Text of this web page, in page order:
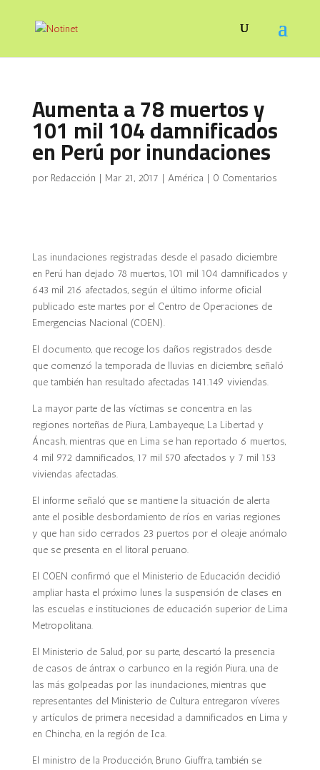
Aumenta a 78 muertos y
101 mil 104 damnificados
en Perú por inundaciones
por Redacción | Mar 21, 2017 | América | 0 Comentarios
Las inundaciones registradas desde el pasado diciembre
en Perú han dejado 78 muertos, 101 mil 104 damnificados y
643 mil 216 afectados, según el último informe oficial
publicado este martes por el Centro de Operaciones de
Emergencias Nacional (COEN).
El documento, que recoge los daños registrados desde
que comenzó la temporada de lluvias en diciembre, señaló
que también han resultado afectadas 141.149 viviendas.
La mayor parte de las víctimas se concentra en las
regiones norteñas de Piura, Lambayeque, La Libertad y
Áncash, mientras que en Lima se han reportado 6 muertos,
4 mil 972 damnificados, 17 mil 570 afectados y 7 mil 153
viviendas afectadas.
El informe señaló que se mantiene la situación de alerta
ante el posible desbordamiento de ríos en varias regiones
y que han sido cerrados 23 puertos por el oleaje anómalo
que se presenta en el litoral peruano.
El COEN confirmó que el Ministerio de Educación decidió
ampliar hasta el próximo lunes la suspensión de clases en
las escuelas e instituciones de educación superior de Lima
Metropolitana.
El Ministerio de Salud, por su parte, descartó la presencia
de casos de ántrax o carbunco en la región Piura, una de
las más golpeadas por las inundaciones, mientras que
representantes del Ministerio de Cultura entregaron víveres
y artículos de primera necesidad a damnificados en Lima y
en Chincha, en la región de Ica.
El ministro de la Producción, Bruno Giuffra, también se